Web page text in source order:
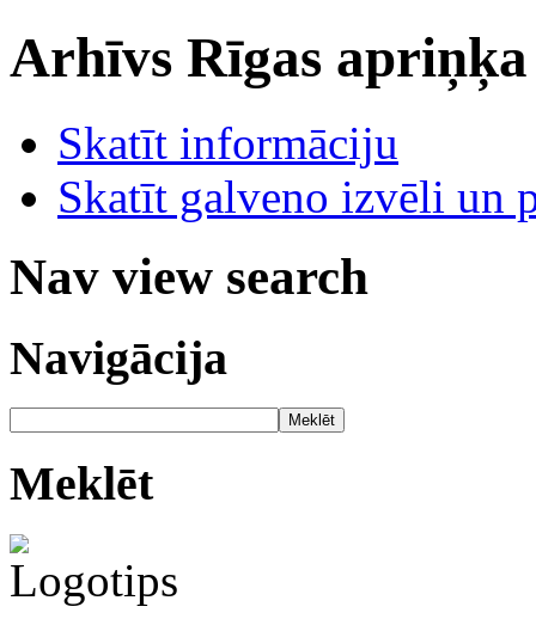
Arhīvs Rīgas
Skatīt informāciju
Skatīt galveno izvēli un
Nav view search
Navigācija
Meklēt
Meklēt